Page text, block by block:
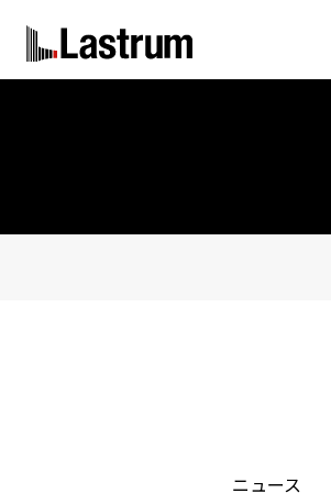
ニュース